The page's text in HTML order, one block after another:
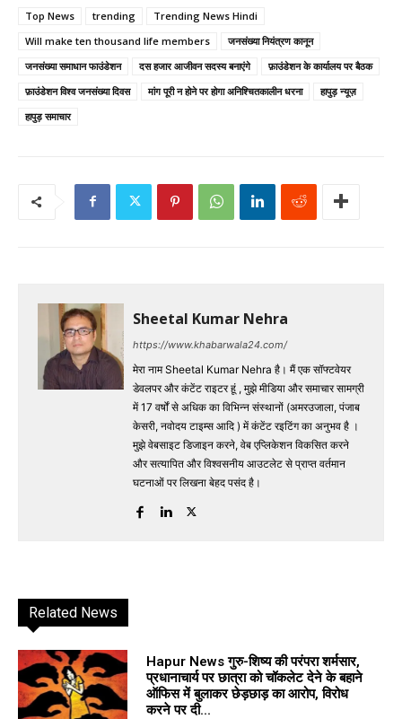
Top News
trending
Trending News Hindi
Will make ten thousand life members
जनसंख्या नियंत्रण कानून
जनसंख्या समाधान फाउंडेशन
दस हजार आजीवन सदस्य बनाएंगे
फ़ाउंडेशन के कार्यालय पर बैठक
फ़ाउंडेशन विश्व जनसंख्या दिवस
मांग पूरी न होने पर होगा अनिश्चितकालीन धरना
हापुड़ न्यूज़
हापुड़ समाचार
Sheetal Kumar Nehra
https://www.khabarwala24.com/
मेरा नाम Sheetal Kumar Nehra है। मैं एक सॉफ्टवेयर
डेवलपर और कंटेंट राइटर हूं , मुझे मीडिया और समाचार सामग्री
में 17 वर्षों से अधिक का विभिन्न संस्थानों (अमरउजाला, पंजाब
केसरी, नवोदय टाइम्स आदि ) में कंटेंट रइटिंग का अनुभव है ।
मुझे वेबसाइट डिजाइन करने, वेब एप्लिकेशन विकसित करने
और सत्यापित और विश्वसनीय आउटलेट से प्राप्त वर्तमान
घटनाओं पर लिखना बेहद पसंद है।
Related News
Hapur News गुरु-शिष्य की परंपरा शर्मसार,
प्रधानाचार्य पर छात्रा को चॉकलेट देने के बहाने
ऑफिस में बुलाकर छेड़छाड़ का आरोप, विरोध
करने पर दी...